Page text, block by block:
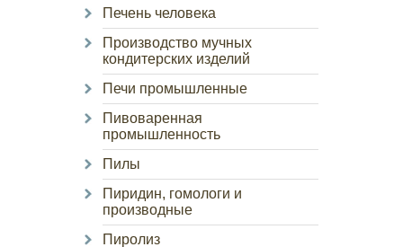
Печень человека
Производство мучных
кондитерских изделий
Печи промышленные
Пивоваренная
промышленность
Пилы
Пиридин, гомологи и
производные
Пиролиз